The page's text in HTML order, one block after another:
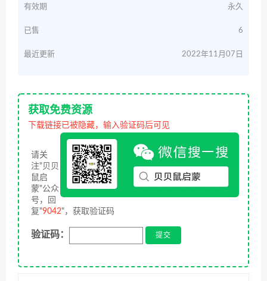
有效期 永久
已售 6
最近更新 2022年11月07日
获取免费资源
下载链接已被隐藏，输入验证码后可见
请关
注"贝贝
鼠启
蒙"公众
号，回
复"9042"，获取验证码
验证码：